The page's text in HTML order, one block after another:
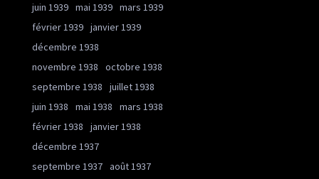
juin 1939 mai 1939 mars 1939
février 1939 janvier 1939
décembre 1938
novembre 1938
octobre 1938
septembre 1938
juillet 1938
juin 1938
mai 1938
mars 1938
février 1938
janvier 1938
décembre 1937
septembre 1937 août 1937